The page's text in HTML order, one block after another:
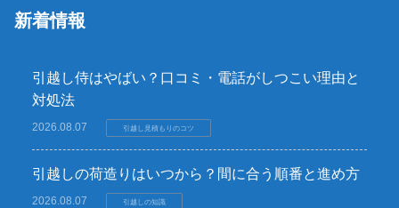
新着情報
引越し侍はやばい？口コミ・電話がしつこい理由と
対処法
2026.08.07 引越し見積もりのコツ
引越しの荷造りはいつから？間に合う順番と進め方
2026.08.07 引越しの知識